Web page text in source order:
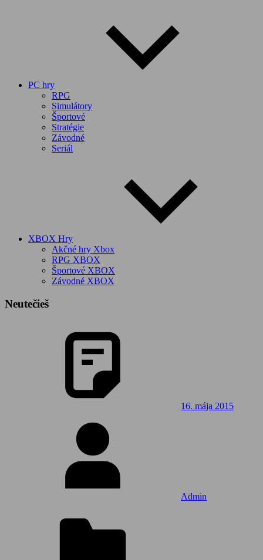
PC hry
RPG
Simulátory
Športové
Stratégie
Závodné
Seriál
XBOX Hry
Akčné hry Xbox
RPG XBOX
Športové XBOX
Závodné XBOX
Neutečieš
16. mája 2015
Admin